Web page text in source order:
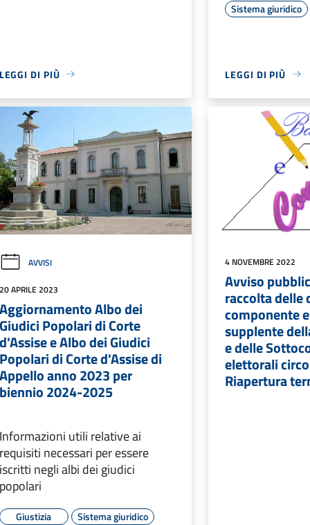
DI PIÙ
Sistema giuridico
LEGGI DI PIÙ
AVVISI
APRILE 2023
Albo dei
Popolari di Corte
e Albo dei Giudici
di Corte d'Assise di
anno 2023 per
2024-2025
utili relative ai
necessari per essere
negli albi dei giudici
Giustizia Sistema giuridico
4 NOVEMBRE 2022
Avviso
raccolta delle
componente
supplente
e delle
elettorali
Riapertura